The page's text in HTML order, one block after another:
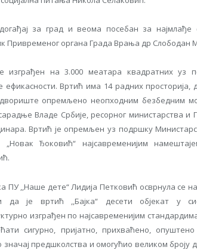
за град и веома посебан за
Привременог органа Града Врања др Слободан
изграђен на 3.000 меатара квадратних
ефикасности. Вртић има 14 радних просторија,
опремљено неопходним безбедним
Владе Србије, ресорног министарства
Вртић је опремљен уз подршку
„Новак Ђоковић“ најсавременијим
ПУ ,,Наше дете“ Лидија Петковић осврнула се
да је вртић ,,Бајка“ десети објекат у
изграђен по најсавременијим
сигурно, пријатно, прихваћено,
значај предшколства и омогућио великом броју